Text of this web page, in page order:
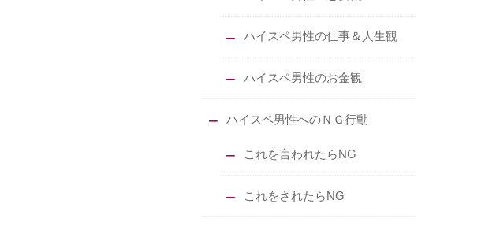
ハイスペ男性の仕事＆人生観
ハイスペ男性のお金観
ハイスペ男性へのＮＧ行動
これを言われたらNG
これをされたらNG